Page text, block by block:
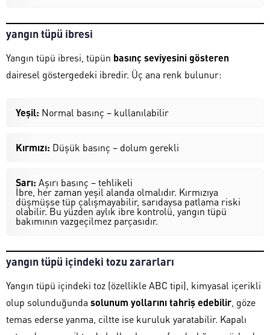
yangın tüpü ibresi
Yangın tüpü ibresi, tüpün basınç seviyesini gösteren
dairesel göstergedeki ibredir. Üç ana renk bulunur:
Yeşil: Normal basınç – kullanılabilir
Kırmızı: Düşük basınç – dolum gerekli
Sarı: Aşırı basınç – tehlikeli
İbre, her zaman yeşil alanda olmalıdır. Kırmızıya
düşmüşse tüp çalışmayabilir, sarıdaysa patlama riski
olabilir. Bu yüzden aylık ibre kontrolü, yangın tüpü
bakımının vazgeçilmez parçasıdır.
yangın tüpü içindeki tozu zararları
Yangın tüpü içindeki toz (özellikle ABC tipi), kimyasal içerikli
olup solunduğunda solunum yollarını tahriş edebilir , göze
temas ederse yanma, ciltte ise kuruluk yaratabilir. Kapalı